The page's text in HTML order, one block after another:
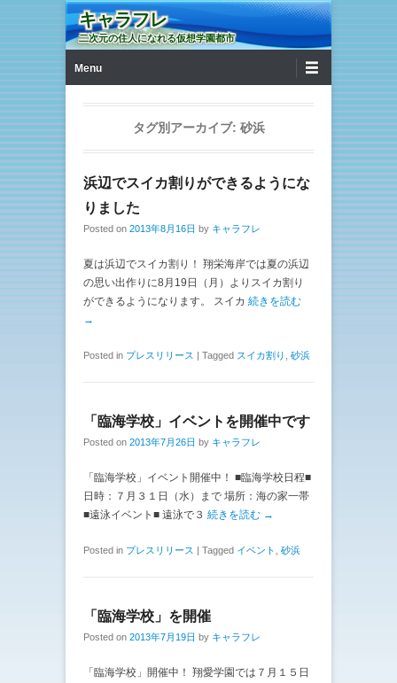
キャラフレ
二次元の住人になれる仮想学園都市
Menu
タグ別アーカイブ: 砂浜
浜辺でスイカ割りができるようにな
りました
Posted on 2013年8月16日 by キャラフレ
夏は浜辺でスイカ割り！ 翔栄海岸では夏の浜辺
の思い出作りに8月19日（月）よりスイカ割り
ができるようになります。 スイカ 続きを読む
→
Posted in プレスリリース | Tagged スイカ割り 砂浜
「臨海学校」イベントを開催中です
Posted on 2013年7月26日 by キャラフレ
「臨海学校」イベント開催中！ ■臨海学校日程■
日時：７月３１日（水）まで 場所：海の家一帯
■遠泳イベント■ 遠泳で３ 続きを読む →
Posted in プレスリリース | Tagged イベント 砂浜
「臨海学校」を開催
Posted on 2013年7月19日 by キャラフレ
「臨海学校」開催中！ 翔愛学園では７月１５日